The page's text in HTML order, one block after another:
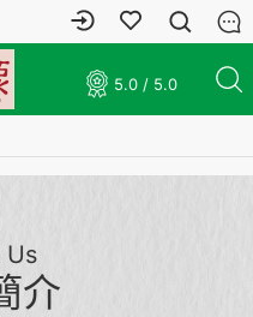
5.0 / 5.0
Us
介